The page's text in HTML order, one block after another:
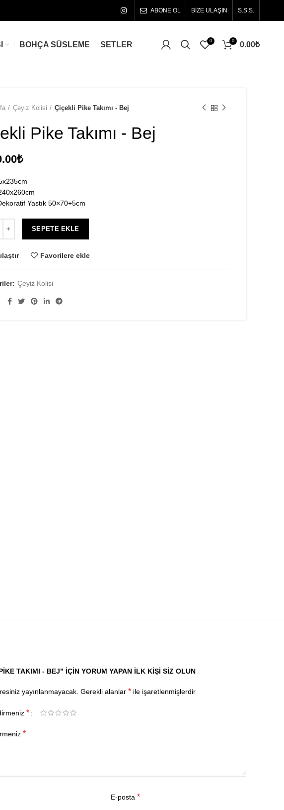
ABONE OL BİZE ULAŞIN S.S.S.
BOHÇA SÜSLEME SETLER 0 0 0.00₺
Çeyiz Kolisi Çiçekli Pike Takımı - Bej
Pike Takımı - Bej
₺
Yastık 50×70+5cm
SEPETE EKLE
Favorilere ekle
Çeyiz Kolisi
TAKIMI - BEJ” IÇIN YORUM YAPAN ILK KIŞI SIZ OLUN
yayınlanmayacak. Gerekli alanlar * ile işaretlenmişlerdir
*
*
E-posta *